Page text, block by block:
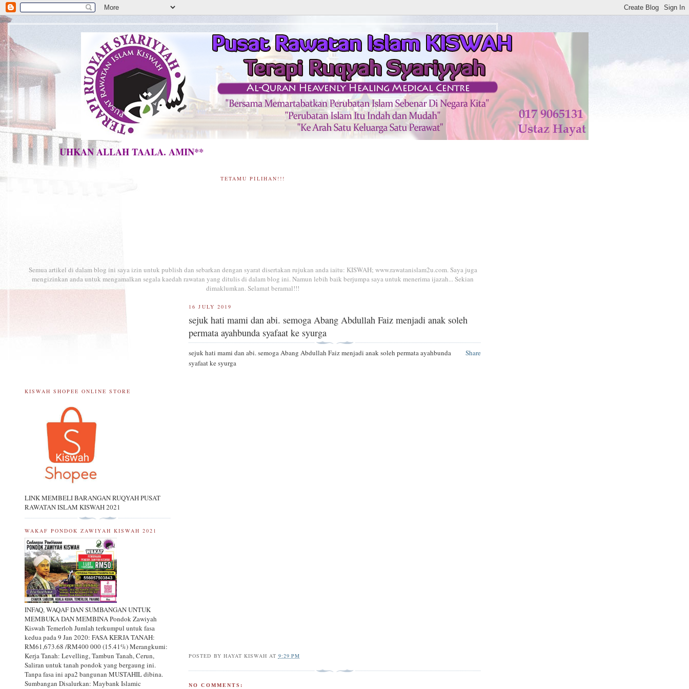
ALLAH TAALA. AMIN**
TETAMU PILIHAN!!!
Semua artikel di dalam blog ini saya izin untuk publish dan sebarkan dengan syarat disertakan rujukan anda iaitu: KISWAH; www.rawatanislam2u.com. Saya juga
mengizinkan anda untuk mengamalkan segala kaedah rawatan yang ditulis di dalam blog ini. Namun lebih baik berjumpa saya untuk menerima ijazah... Sekian
dimaklumkan. Selamat beramal!!!
16 JULY 2019
sejuk hati mami dan abi. semoga Abang Abdullah Faiz menjadi anak soleh
permata ayahbunda syafaat ke syurga
Share
sejuk hati mami dan abi. semoga Abang Abdullah Faiz menjadi anak soleh permata ayahbunda
syafaat ke syurga
POSTED BY HAYAT KISWAH AT 9:29 PM
NO COMMENTS:
KISWAH SHOPEE ONLINE STORE
LINK MEMBELI BARANGAN RUQYAH PUSAT
RAWATAN ISLAM KISWAH 2021
WAKAF PONDOK ZAWIYAH KISWAH 2021
INFAQ, WAQAF DAN SUMBANGAN UNTUK
MEMBUKA DAN MEMBINA Pondok Zawiyah
Kiswah Temerloh Jumlah terkumpul untuk fasa
kedua pada 9 Jan 2020: FASA KERJA TANAH:
RM61,673.68 /RM400 000 (15.41%) Merangkumi:
Kerja Tanah: Levelling, Tambun Tanah, Cerun,
Saliran untuk tanah pondok yang bergaung ini.
Tanpa fasa ini apa2 bangunan MUSTAHIL dibina.
Sumbangan Disalurkan: Maybank Islamic